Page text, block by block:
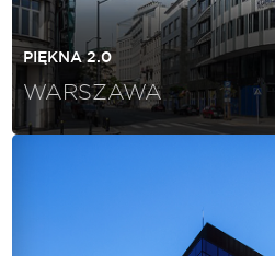
PIĘKNA 2.0
WARSZAWA